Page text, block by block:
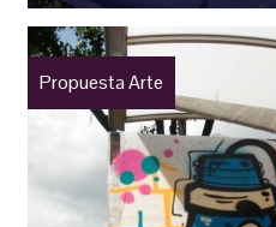
Propuesta Arte